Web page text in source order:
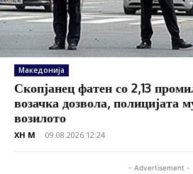
Македонија
Скопјанец фатен со 2,13
возачка дозвола, полицијата
возилото
XH M - 09.08.2026 12:24
- Advertisement -